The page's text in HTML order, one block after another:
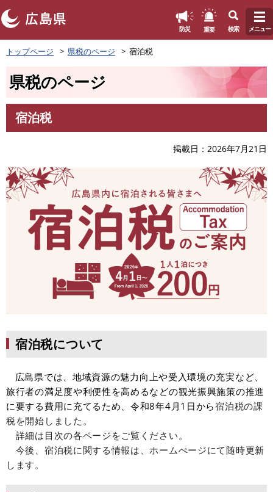
ペ
ー
頭
す
防災 重要 検索 メニュー
トップページ 県税のページ 宿泊税
県税のページ
文
宿泊税
掲載日 2026年7月21日
宿泊税について
広島県では、地域資源の魅力向上や受入環境の充実など、
旅行者の満足度や利便性を高めるなどの観光振興施策の推進
に要する費用に充てるため、令和8年4月1日から宿泊税の課
税を開始しました。
詳細は目次の各ページをご覧ください。
今後、宿泊税に関する情報は、ホームぺージにて随時更新
します。